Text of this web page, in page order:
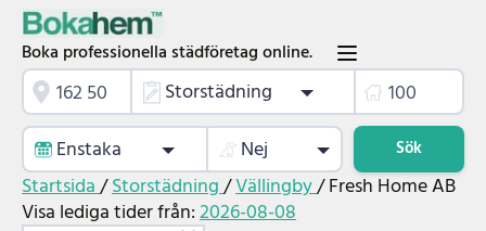
Boka professionella städföretag online.
Storstädning
Enstaka
Nej Sök
Startsida/Storstädning/Vällingby/Fresh Home AB
Visa lediga tider från:2026-08-08